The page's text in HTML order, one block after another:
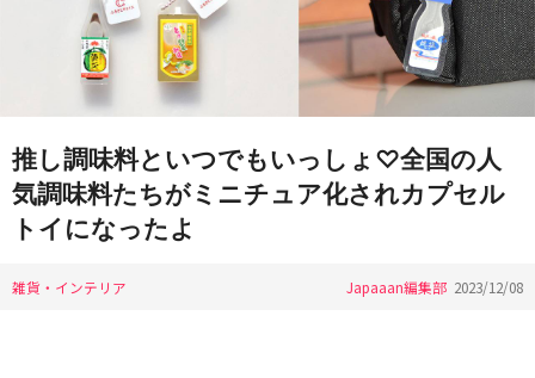
推し調味料といつでもいっしょ♡全国の人
気調味料たちがミニチュア化されカプセル
トイになったよ
雑貨・インテリア Japaaan編集部 2023/12/08